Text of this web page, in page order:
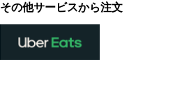
その他サービスから注文